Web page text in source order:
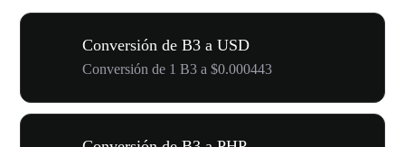
Conversión de B3 a USD
Conversión de 1 B3 a $0.000443